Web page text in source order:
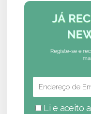
Li e aceito a